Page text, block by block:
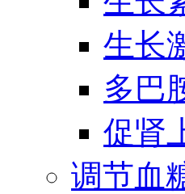
生长
多巴
促肾
调节血